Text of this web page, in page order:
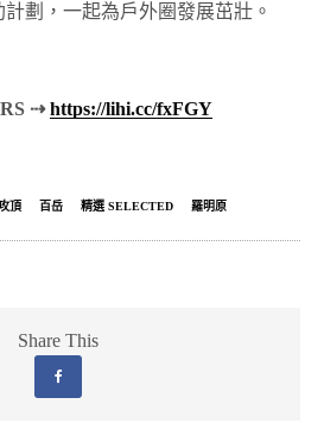
劃，一起為戶外圈發展茁壯。
⇢https://lihi.cc/fxFGY
頂 百岳 精選 SELECTED 羅明原
Share This